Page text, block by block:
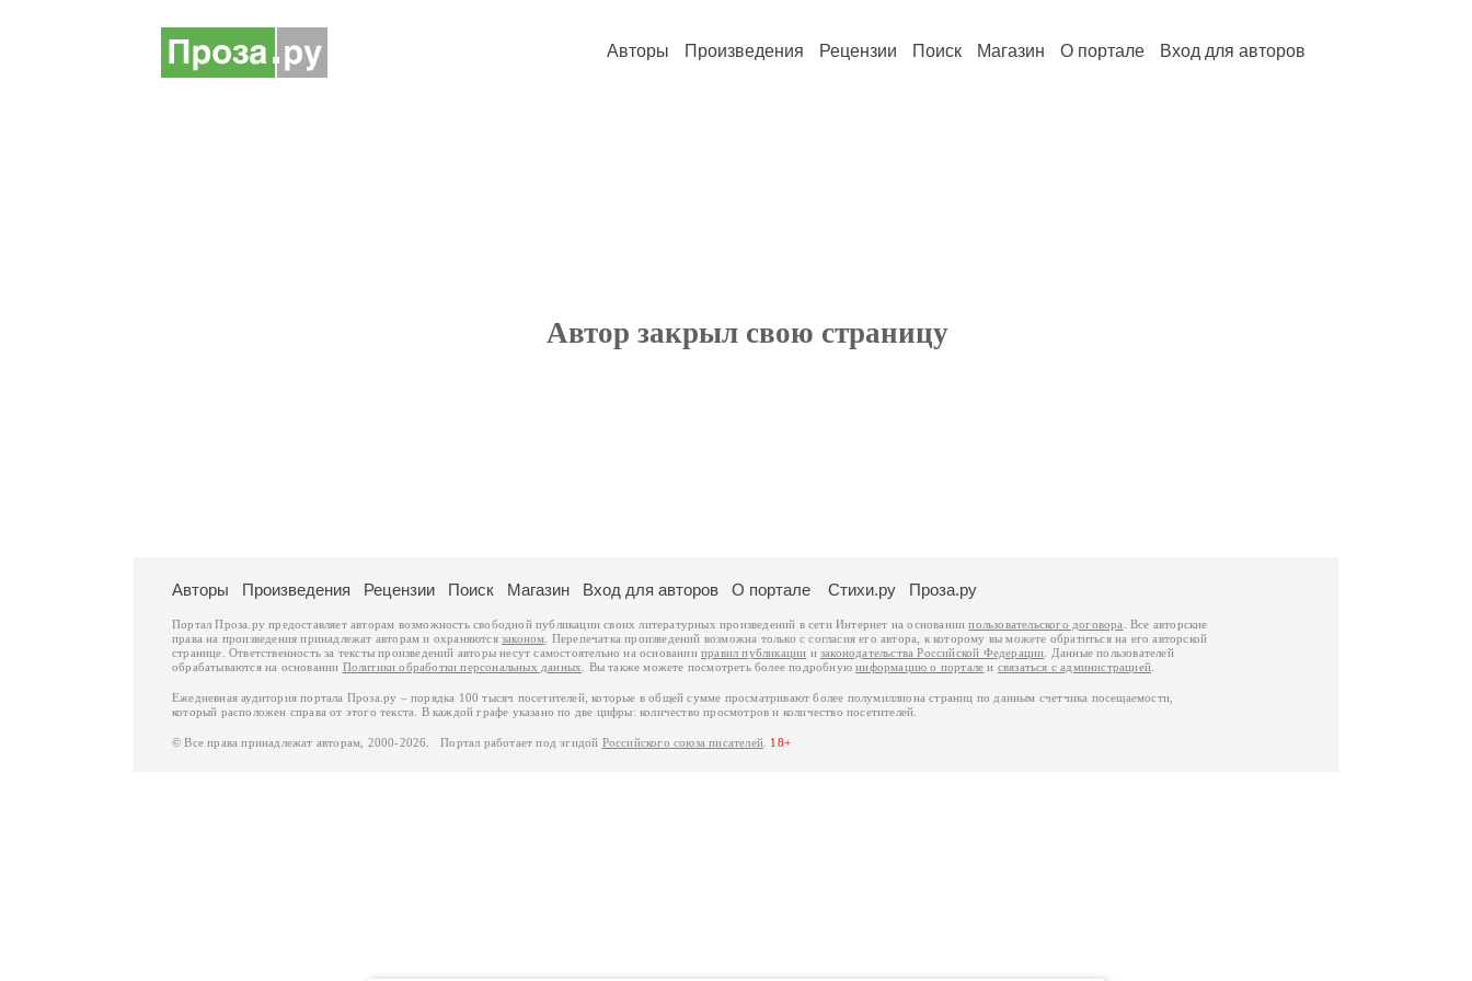
Авторы Произведения Рецензии Поиск Магазин О портале Вход для авторов
Автор закрыл свою страницу
Авторы Произведения Рецензии Поиск Магазин Вход для авторов О портале Стихи.ру Проза.ру
Портал Проза.ру предоставляет авторам возможность свободной публикации своих литературных произведений в сети Интернет на основаниипользовательского договора
. Все авторские
права на произведения принадлежат авторам и охраняются законом . Перепечатка произведений возможна только с согласия его автора, к которому вы можете обратиться на его авторской
странице. Ответственность за тексты произведений авторы несут самостоятельно на основанииправил публикации изаконодательства Российской Федерации . Данные пользователей
обрабатываются на основании Политики обработки персональных данных . Вы также можете посмотреть более подробнуюинформацию о портале и связаться с администрацией
Ежедневная аудитория портала Проза.ру – порядка 100 тысяч посетителей, которые в общей сумме просматривают более полумиллиона страниц по данным счетчика посещаемости,
который расположен справа от этого текста. В каждой графе указано по две цифры: количество просмотров и количество посетителей.
© Все права принадлежат авторам, 2000-2026. Портал работает под эгидой Российского союза писателей 18+